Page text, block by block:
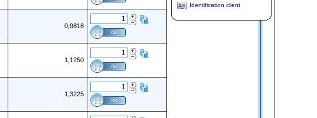
0,9818
1,1250
1,3225
Identification client